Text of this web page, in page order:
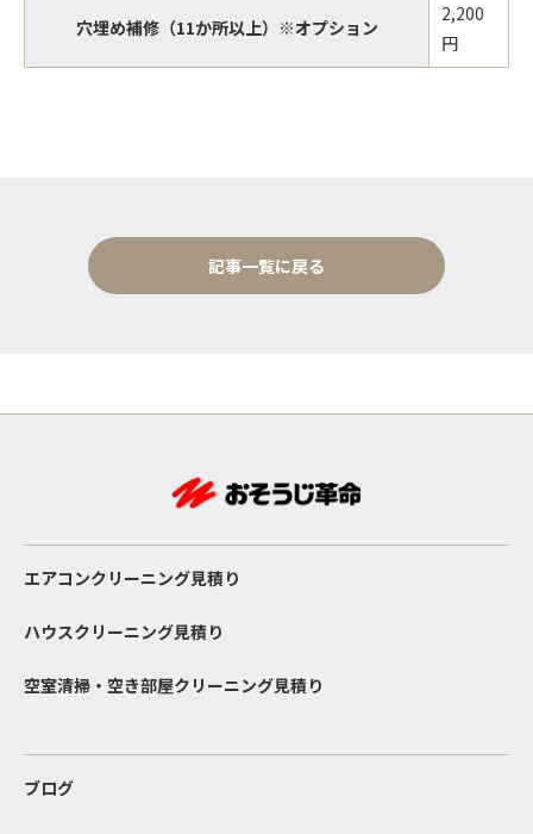
穴埋め補修（11か所以上）※オプション
2,200
円
記事一覧に戻る
エアコンクリーニング見積り
ハウスクリーニング見積り
空室清掃・空き部屋クリーニング見積り
ブログ